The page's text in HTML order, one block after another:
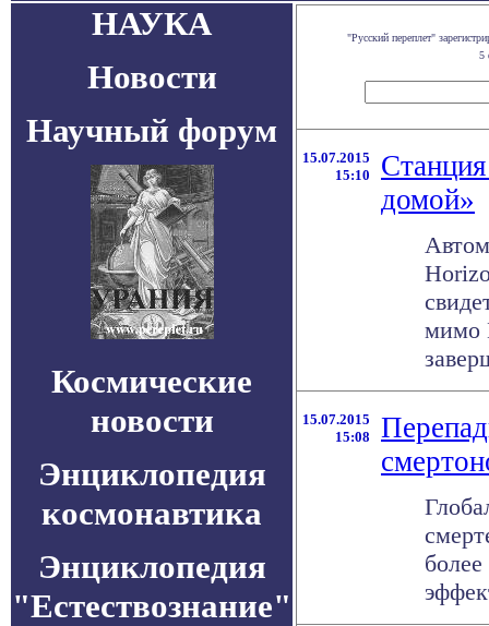
НАУКА
Новости
Научный форум
Космические
новости
Энциклопедия
космонавтика
Энциклопедия
"Естествознание"
"Русский переплет"
5
15.07.2015
15:10
домой»
мимо
15.07.2015
15:08